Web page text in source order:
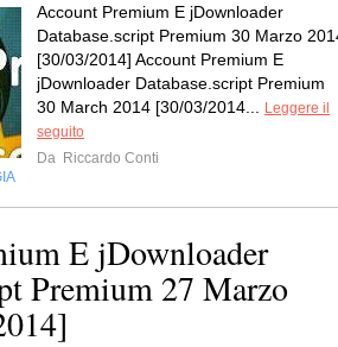
Account Premium E jDownloader
Database.script Premium 30 Marzo
[30/03/2014] Account Premium E
jDownloader Database.script Premium
30 March 2014 [30/03/2014...
Leggere il
seguito
Da Riccardo Conti
E jDownloader
Premium 27 Marzo